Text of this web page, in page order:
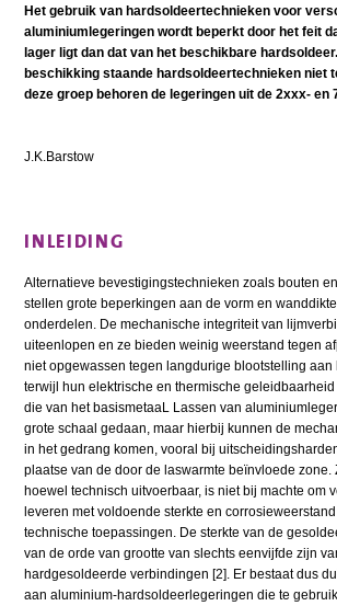
Het gebruik van hardsoldeertechnieken voor
aluminiumlegeringen wordt beperkt door het feit
lager ligt dan dat van het beschikbare
beschikking staande hardsoldeertechnieken niet
deze groep behoren de legeringen uit de 2xxx- en
J.K.Barstow
INLEIDING
Alternatieve bevestigingstechnieken zoals bouten
stellen grote beperkingen aan de vorm en
onderdelen. De mechanische integriteit van
uiteenlopen en ze bieden weinig weerstand tegen
niet opgewassen tegen langdurige blootstelling aan
terwijl hun elektrische en thermische
die van het basismetaaL Lassen van
grote schaal gedaan, maar hierbij kunnen de
in het gedrang komen, vooral bij
plaatse van de door de laswarmte beïnvloede zone.
hoewel technisch uitvoerbaar, is niet bij machte om
leveren met voldoende sterkte en
technische toepassingen. De sterkte van de
van de orde van grootte van slechts eenvijfde zijn
hardgesoldeerde verbindingen [2]. Er bestaat dus
aan aluminium-hardsoldeerlegeringen die te